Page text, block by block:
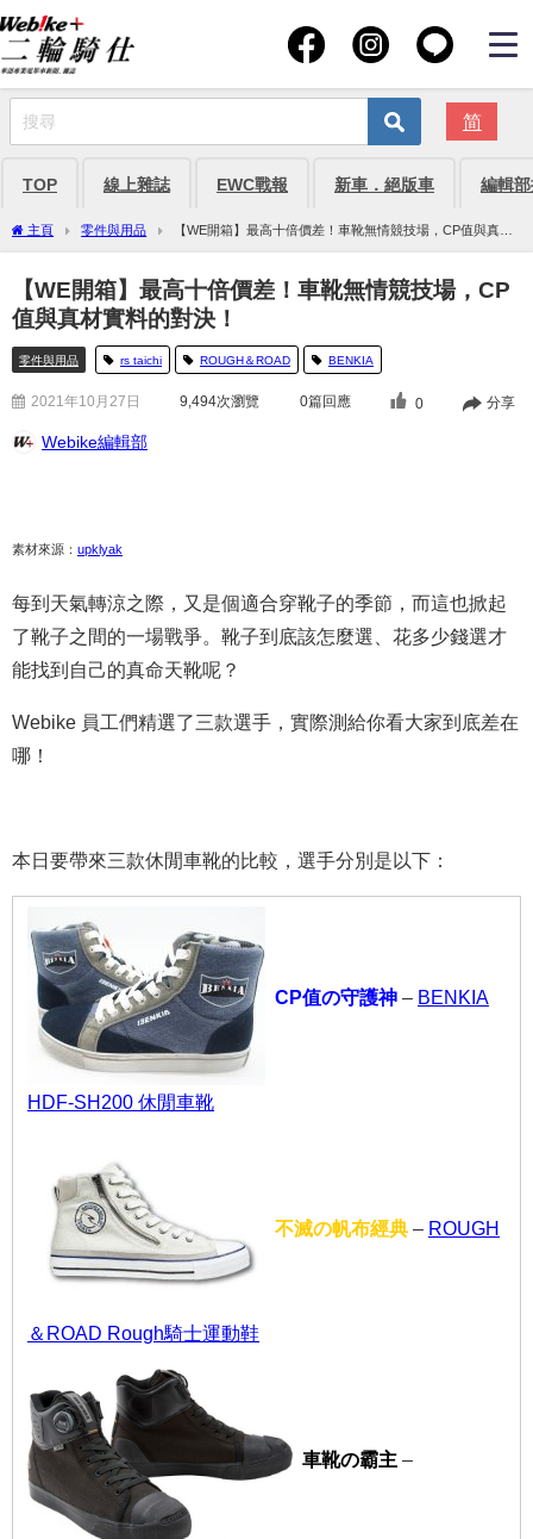
简
TOP 線上雜誌 EWC戰報 新車．絕版車 編輯
主頁 零件與用品
【WE開箱】最高十倍價差！車靴無情競技場，CP值與真材
實料的對決！
【WE開箱】最高十倍價差！車靴無情競技場，CP
值與真材實料的對決！
零件與用品 rs taichi ROUGH＆ROAD BENKIA
2021年10月27日 9,494次瀏覽 0篇回應 0 分享
Webike編輯部
素材來源： upklyak
每到天氣轉涼之際，又是個適合穿靴子的季節，而這也掀起
了靴子之間的一場戰爭。靴子到底該怎麼選、花多少錢選才
能找到自己的真命天靴呢？
Webike 員工們精選了三款選手，實際測給你看大家到底差在
哪！
本日要帶來三款休閒車靴的比較，選手分別是以下：
CP值の守護神 – BENKIA
HDF-SH200 休閒車靴
不滅の帆布經典 – ROUGH
＆ROAD Rough騎士運動鞋
車靴の霸主 –